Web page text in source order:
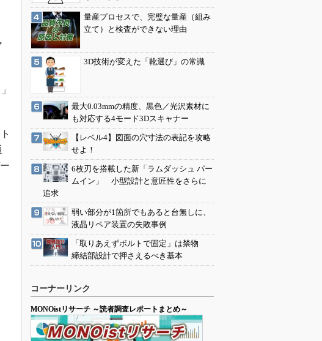
量産プロセスで、完璧な量産（組み
立て）と検査ができない理由
3D技術が変えた「靴選び」の常識
最大0.03mmの精度、黒色／光沢素材に
も対応する4モード3Dスキャナー
【レベル4】図面の穴寸法の表記を攻略
せよ！
6枚刃を搭載した新「ラムダッシュ パー
ムイン」 小型設計と意匠性をさらに
追求
弱い部分が1箇所でもあると台無しに、
液晶リペア装置の失敗事例
「取りあえずボルトで固定」は禁物
締結部設計で押さえるべき基本
コーナーリンク
MONOistリサーチ ～読者調査レポートまとめ～